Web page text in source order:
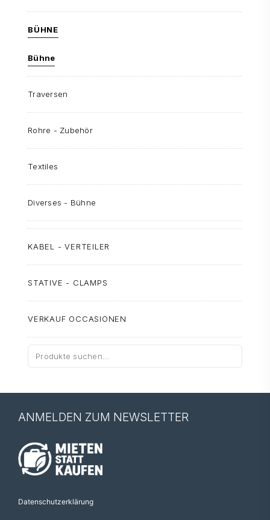
BÜHNE
Bühne
Traversen
Rohre - Zubehör
Textiles
Diverses - Bühne
KABEL - VERTEILER
STATIVE - CLAMPS
VERKAUF OCCASIONEN
Suche
nach:
ANMELDEN ZUM NEWSLETTER
Datenschutzerklärung